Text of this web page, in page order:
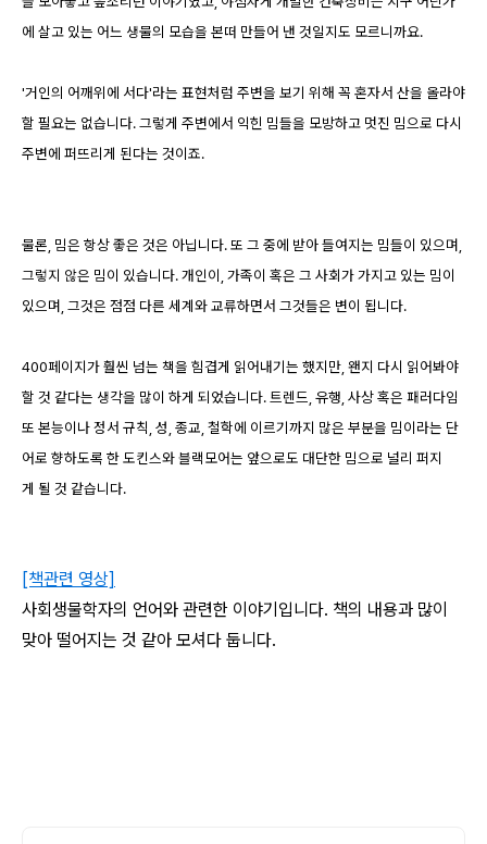
에 살고 있는 어느 생물의 모습을 본떠 만들어 낸 것일지도 모르니까요.
'거인의 어깨위에 서다'라는 표현처럼 주변을 보기 위해 꼭 혼자서 산을 올라야
할 필요는 없습니다. 그렇게 주변에서 익힌 밈들을 모방하고 멋진 밈으로 다시
주변에 퍼뜨리게 된다는 것이죠.
물론, 밈은 항상 좋은 것은 아닙니다. 또 그 중에 받아 들여지는 밈들이 있으며,
그렇지 않은 밈이 있습니다. 개인이, 가족이 혹은 그 사회가 가지고 있는 밈이
있으며, 그것은 점점 다른 세계와 교류하면서 그것들은 변이 됩니다.
400페이지가 훨씬 넘는 책을 힘겹게 읽어내기는 했지만, 왠지 다시 읽어봐야
할 것 같다는 생각을 많이 하게 되었습니다. 트렌드, 유행, 사상 혹은 패러다임
또 본능이나 정서 규칙, 성, 종교, 철학에 이르기까지 많은 부분을 밈이라는 단
어로 향하도록 한 도킨스와 블랙모어는 앞으로도 대단한 밈으로 널리 퍼지
게 될 것 같습니다.
[책관련 영상]
사회생물학자의 언어와 관련한 이야기입니다. 책의 내용과 많이
맞아 떨어지는 것 같아 모셔다 둡니다.